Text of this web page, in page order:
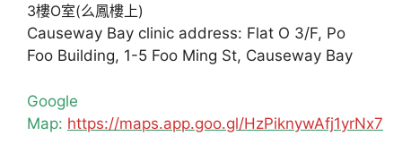
3樓O室(么鳳樓上)
Causeway Bay clinic address: Flat O 3/F, Po
Foo Building, 1-5 Foo Ming St, Causeway Bay
Google
Map: https://maps.app.goo.gl/HzPiknywAfj1yrNx7